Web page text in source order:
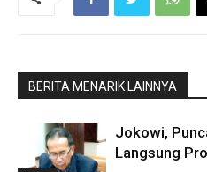
BERITA MENARIK LAINNYA
Jokowi,
Langsung